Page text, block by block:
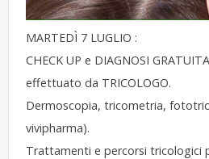
MARTEDÌ 7 LUGLIO :
CHECK UP e DIAGNOSI
effettuato da TRICOLOGO.
Dermoscopia, tricometria,
vivipharma).
Trattamenti e percorsi tricologici